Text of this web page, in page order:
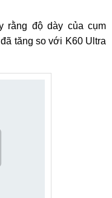
rằng độ dày của cụm
tăng so với K60 Ultra